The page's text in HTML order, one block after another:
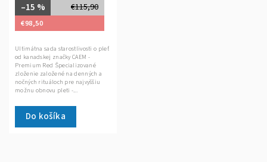
€115,90
–15 %
€98,50
Do košíka
Ultimátna sada starostlivosti o pleť
od kanadskej značky CAEM -
Premium Red Špecializované
zloženie založené na denných a
nočných rituáloch pre najvyššiu
možnu obnovu pleti -...